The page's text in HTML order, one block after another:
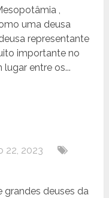
,
uma deusa
representante
importante no
entre os...
22, 2023
grandes deuses da